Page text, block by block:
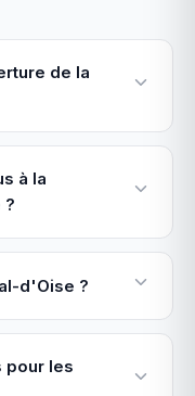
de la
à la
?
d'Oise ?
pour les